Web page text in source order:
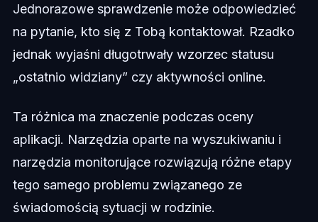
Jednorazowe sprawdzenie może odpowiedzieć
na pytanie, kto się z Tobą kontaktował. Rzadko
jednak wyjaśni długotrwały wzorzec statusu
„ostatnio widziany” czy aktywności online.
Ta różnica ma znaczenie podczas oceny
aplikacji. Narzędzia oparte na wyszukiwaniu i
narzędzia monitorujące rozwiązują różne etapy
tego samego problemu związanego ze
świadomością sytuacji w rodzinie.